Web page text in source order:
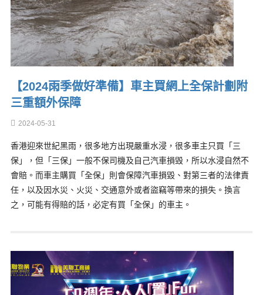
【2024雨季做好準備】車主買網上全保計劃附
三重額外保障
2024-05-31
香港迎來世紀黑雨，很多地方出現嚴重水浸，很多車主只買「三
保」，但「三保」一般不保司機及自己汽車損毁，所以水浸自然不
會賠。而車主購買「全保」則會保障汽車損毀、對第三者的法律責
任，以及因水災、火災、交通意外或者盜竊等帶來的損失。換言
之，可能有得賠的話，必定有買「全保」的車主。